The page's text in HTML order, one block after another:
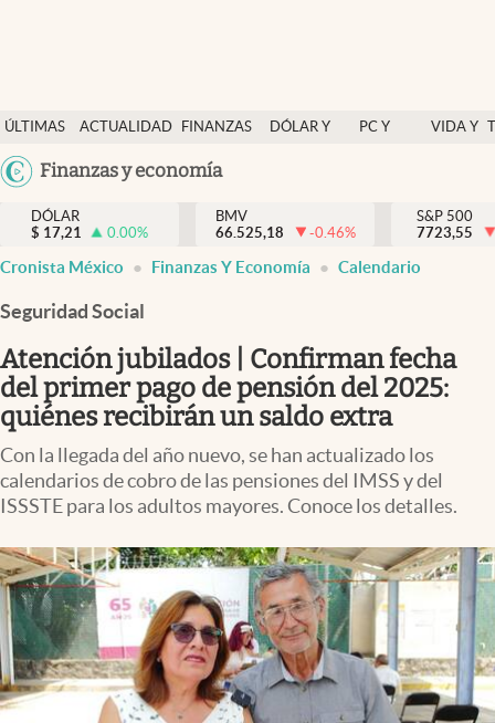
ÚLTIMAS
NOTICIAS
ACTUALIDAD
FINANZAS
DÓLAR Y
PC Y
VIDA Y
México
Finanzas y economía
Actualidad
Finanzas y economía
Dólar y mercados
Pc y celular
Vida y estilo
Tv
Clima
Espiritualidad
Mediakit
abre en nueva pestaña
México
DÓLAR
$ 17,21 0.00%
BMV
66.525,18
-0.46%
S&P 500
7723,55
Cronista México Finanzas Y Economía Calendario
Seguridad Social
Atención jubilados | Confirman fecha
del primer pago de pensión del 2025:
quiénes recibirán un saldo extra
Con la llegada del año nuevo, se han actualizado los
calendarios de cobro de las pensiones del IMSS y del
ISSSTE para los adultos mayores. Conoce los detalles.